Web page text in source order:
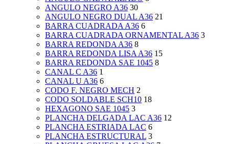
ANGULO NEGRO A36 30
ANGULO NEGRO DUAL A36 21
BARRA CUADRADA A36 6
BARRA CUADRADA ORNAMENTAL A36 3
BARRA REDONDA A36 8
BARRA REDONDA LISA A36 15
BARRA REDONDA SAE 1045 8
CANAL C A36 1
CANAL U A36 6
CODO F. NEGRO MECH 2
CODO SOLDABLE SCH10 18
HEXAGONO SAE 1045 3
PLANCHA DELGADA LAC A36 12
PLANCHA ESTRIADA LAC 6
PLANCHA ESTRUCTURAL 3